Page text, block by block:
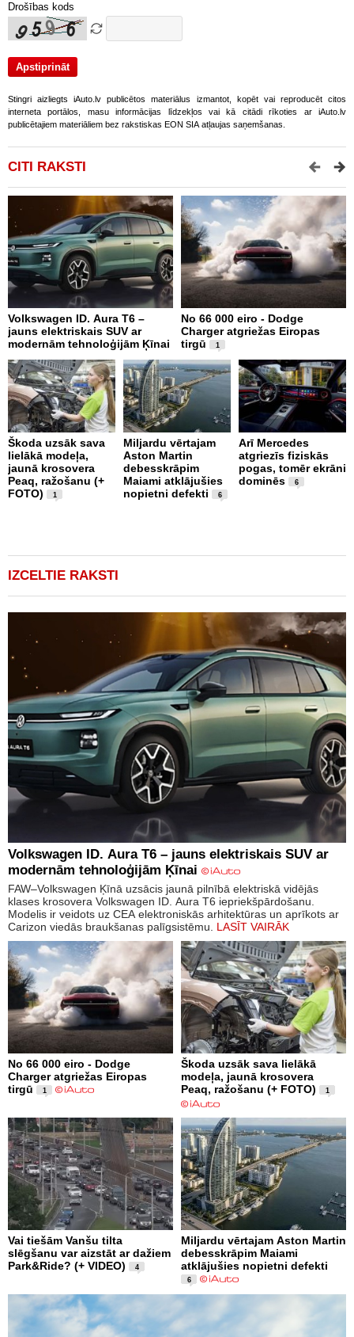
Drošības kods
Stingri aizliegts iAuto.lv publicētos materiālus izmantot, kopēt vai reproducēt citos
interneta portālos, masu informācijas līdzekļos vai kā citādi rīkoties ar iAuto.lv
publicētajiem materiāliem bez rakstiskas EON SIA atļaujas saņemšanas.
CITI RAKSTI
Volkswagen ID. Aura T6 –
jauns elektriskais SUV ar
modernām tehnoloģijām Ķīnai
No 66 000 eiro - Dodge
Charger atgriežas Eiropas
tirgū
1
Škoda uzsāk sava
lielākā modeļa,
jaunā krosovera
Peaq, ražošanu (+
FOTO)
1
Miljardu vērtajam
Aston Martin
debesskrāpim
Maiami atklājušies
nopietni defekti
6
Arī Mercedes
atgriezīs fiziskās
pogas, tomēr ekrāni
dominēs
6
IZCELTIE RAKSTI
Volkswagen ID. Aura T6 – jauns elektriskais SUV ar
modernām tehnoloģijām Ķīnai
FAW–Volkswagen Ķīnā uzsācis jaunā pilnībā elektriskā vidējās
klases krosovera Volkswagen ID. Aura T6 iepriekšpārdošanu.
Modelis ir veidots uz CEA elektroniskās arhitektūras un aprīkots ar
Carizon viedās braukšanas palīgsistēmu. LASĪT VAIRĀK
No 66 000 eiro - Dodge
Charger atgriežas Eiropas
tirgū
1
Škoda uzsāk sava lielākā
modeļa, jaunā krosovera
Peaq, ražošanu (+ FOTO)
1
Vai tiešām Vanšu tilta
slēgšanu var aizstāt ar dažiem
Park&Ride? (+ VIDEO)
4
Miljardu vērtajam Aston Martin
debesskrāpim Maiami
atklājušies nopietni defekti
6